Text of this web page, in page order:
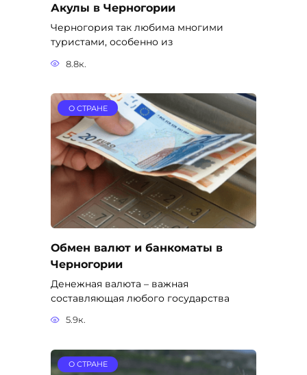
Акулы в Черногории
Черногория так любима многими
туристами, особенно из
8.8к.
О СТРАНЕ
Обмен валют и банкоматы в
Черногории
Денежная валюта – важная
составляющая любого государства
5.9к.
О СТРАНЕ